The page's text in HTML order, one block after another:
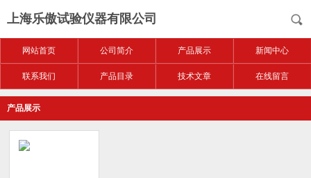
上海乐傲试验仪器有限公司
网站首页 公司简介 产品展示 新闻中心
联系我们 产品目录 技术文章 在线留言
产品展示